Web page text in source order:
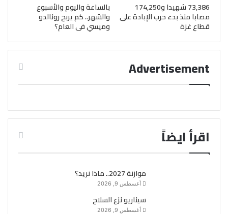
73,386 شهيدا و174,250
مصابا منذ بدء حرب الإبادة على
قطاع غزة
بالساعة واليوم والأسبوع
والشهر.. كم يربح رونالدو
وميسي فى العام؟
Advertisement
اقرأ ايضاً
موازنة 2027.. ماذا نريد؟
أغسطس 9, 2026
سيناريو نزع السلاح
أغسطس 9, 2026